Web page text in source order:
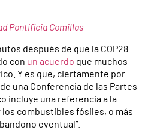
Pontificia Comillas
después de que la COP28
con un acuerdo que muchos
Y es que, ciertamente por
una Conferencia de las Partes
incluye una referencia a la
combustibles fósiles, o más
eventual”.